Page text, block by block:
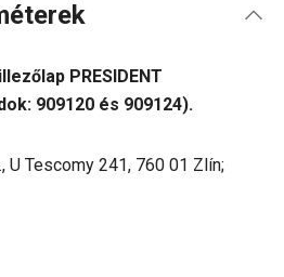
PRESIDENT
909120 és 909124).
U Tescomy 241, 760 01 Zlín;